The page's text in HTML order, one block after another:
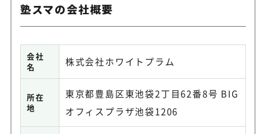
塾スマの会社概要
会社
名
株式会社ホワイトプラム
所在
地
東京都豊島区東池袋2丁目62番8号 BIG
オフィスプラザ池袋1206